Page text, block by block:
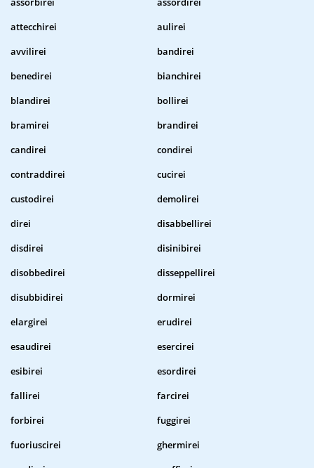
attecchirei
aulirei
avvilirei
bandirei
benedirei
bianchirei
blandirei
bollirei
bramirei
brandirei
candirei
condirei
contraddirei
cucirei
custodirei
demolirei
direi
disabbellirei
disdirei
disinibirei
disobbedirei
disseppellirei
disubbidirei
dormirei
elargirei
erudirei
esaudirei
esercirei
esibirei
esordirei
fallirei
farcirei
forbirei
fuggirei
fuoriuscirei
ghermirei